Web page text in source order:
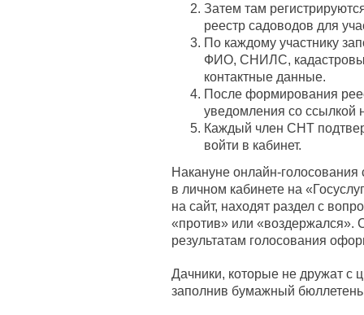
Затем там
реестр садоводов для
По каждому участнику
ФИО, СНИЛС,
контактные данные.
После формирования
уведомления со ссылкой
Каждый член СНТ
войти в кабинет.
Накануне онлайн-
в личном кабинете на
на сайт, находят раздел с
«против» или «воздержался».
результатам голосования
Дачники, которые не дружат с
заполнив бумажный